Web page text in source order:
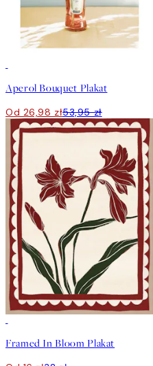
Aperol Bouquet Plakat
Od 26,98 zł53,95 zł
Framed In Bloom Plakat